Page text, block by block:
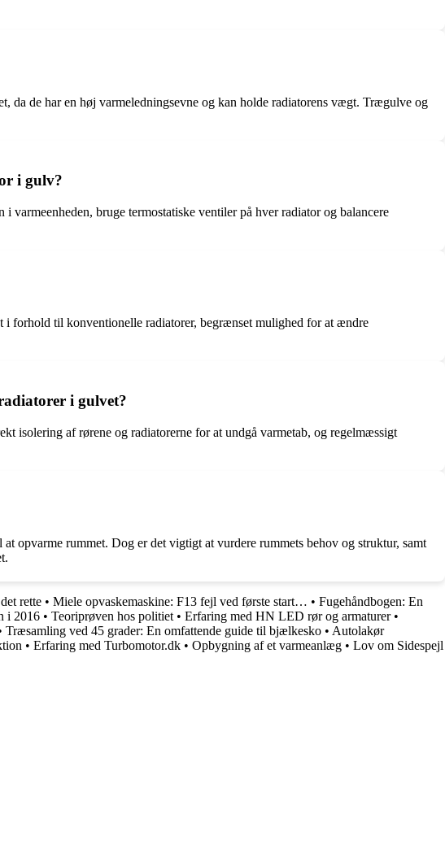
da de har en høj varmeledningsevne og kan holde radiatorens vægt. Trægulve og
i gulv?
varmeenheden, bruge termostatiske ventiler på hver radiator og balancere
forhold til konventionelle radiatorer, begrænset mulighed for at ændre
i gulvet?
isolering af rørene og radiatorerne for at undgå varmetab, og regelmæssigt
opvarme rummet. Dog er det vigtigt at vurdere rummets behov og struktur, samt
rette • Miele opvaskemaskine: F13 fejl ved første start… • Fugehåndbogen: En
i 2016 • Teoriprøven hos politiet • Erfaring med HN LED rør og armaturer•
Træsamling ved 45 grader: En omfattende guide til bjælkesko • Autolakør
• Erfaring med Turbomotor.dk • Opbygning af et varmeanlæg • Lov om Sidespejl